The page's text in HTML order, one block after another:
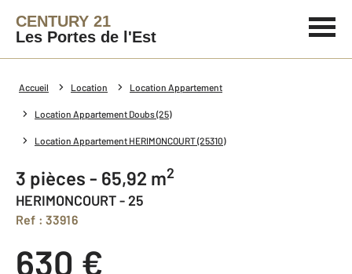
CENTURY 21
Les Portes de l'Est
Accueil Location Location Appartement
Location Appartement Doubs (25)
Location Appartement HERIMONCOURT (25310)
3 pièces - 65,92 m2
HERIMONCOURT - 25
Ref : 33916
630 €